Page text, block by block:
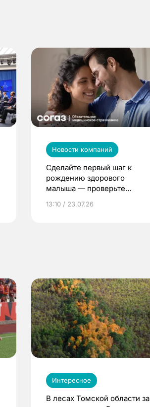
Новости компаний
Сделайте первый шаг к
рождению здорового
малыша — проверьте
по ОМС!
13:10 / 23.07.26
Интересное
В лесах Томской области за